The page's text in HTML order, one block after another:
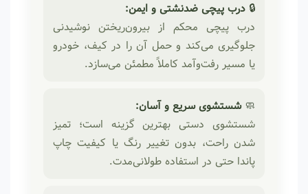
🔒 درب پیچی ضدنشتی و ایمن:
درب پیچی محکم از بیرون‌ریختن نوشیدنی
جلوگیری می‌کند و حمل آن را در کیف، خودرو
یا مسیر رفت‌وآمد کاملاً مطمئن می‌سازد.
🧼شستشوی سریع و آسان:
شستشوی دستی بهترین گزینه است؛ تمیز
شدن راحت، بدون تغییر رنگ یا کیفیت چاپ
پاندا حتی در استفاده طولانی‌مدت.